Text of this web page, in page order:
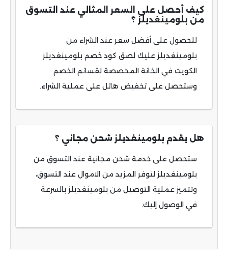
كيف أحصل على السعر المثالي عند التسوق
من بلومينغديلز ؟
للحصول على أفضل سعر عند الشراء من
بلومينغديلز عليك لصق كود خصم بلومينغديلز
الكويت في الخانة المخصصة لقسائم الخصم
وستحصل على تخفيض هائل على عملية الشراء.
هل يقدم بلومينغديلز شحن مجاني ؟
ستحصل على خدمة شحن مجانية عند التسوق من
بلومينغديلز لتوفر المزيد من الاموال عند التسوق،
وتتميز عملية التوصيل من بلومينغديلز بالسرعة
في الوصول إليك.